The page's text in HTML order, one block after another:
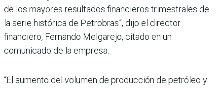
de los mayores resultados financieros trimestrales de
la serie histórica de Petrobras”, dijo el director
financiero, Fernando Melgarejo, citado en un
comunicado de la empresa.
“El aumento del volumen de producción de petróleo y